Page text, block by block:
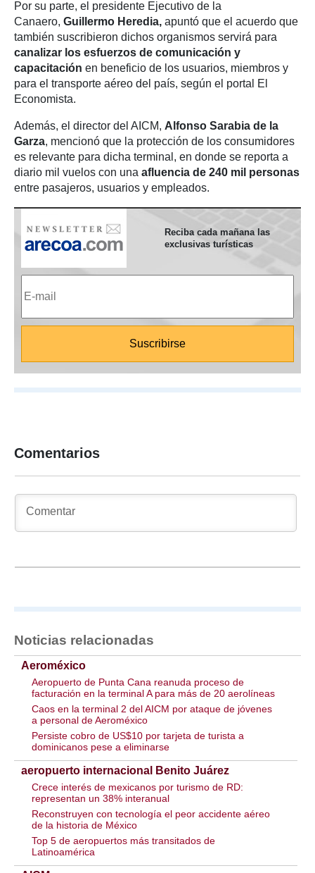
Por su parte, el presidente Ejecutivo de la
Canaero, Guillermo Heredia, apuntó que el acuerdo que
también suscribieron dichos organismos servirá para
canalizar los esfuerzos de comunicación y
capacitación en beneficio de los usuarios, miembros y
para el transporte aéreo del país, según el portal El
Economista.
Además, el director del AICM, Alfonso Sarabia de la
Garza, mencionó que la protección de los consumidores
es relevante para dicha terminal, en donde se reporta a
diario mil vuelos con una afluencia de 240 mil personas
entre pasajeros, usuarios y empleados.
Reciba cada mañana las
exclusivas turísticas
Comentarios
Noticias relacionadas
Aeroméxico
Aeropuerto de Punta Cana reanuda proceso de
facturación en la terminal A para más de 20 aerolíneas
Caos en la terminal 2 del AICM por ataque de jóvenes
a personal de Aeroméxico
Persiste cobro de US$10 por tarjeta de turista a
dominicanos pese a eliminarse
aeropuerto internacional Benito Juárez
Crece interés de mexicanos por turismo de RD:
representan un 38% interanual
Reconstruyen con tecnología el peor accidente aéreo
de la historia de México
Top 5 de aeropuertos más transitados de
Latinoamérica